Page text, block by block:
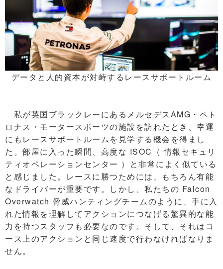
データと人的資本が対峙するレースサポートルーム
私が英国ブラックレーにあるメルセデスAMG・ペト
ロナス・モータースポーツの施設を訪れたとき、幸運
にもレースサポートルームを見学する機会を得まし
た。部屋に入った瞬間、高度な ISOC（ 情報セキュリ
ティオペレーションセンター ）と非常によく似ている
と感じました。レースに勝つためには、もちろん有能
なドライバーが重要です。しかし、私たちの Falcon
Overwatch 脅威ハンティングチームのように、手に入
れた情報を理解してアクションにつなげる驚異的な能
力を持つスタッフも必要なのです。そして、それはコ
ース上のアクションと同じ速度で行わなければなりま
せん。